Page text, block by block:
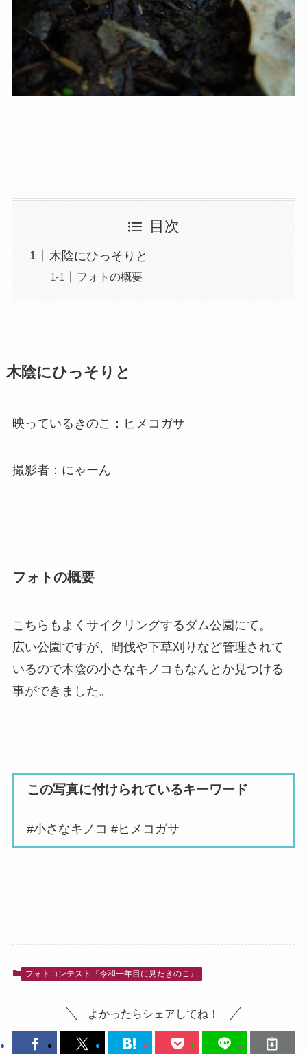
目次
木陰にひっそりと
フォトの概要
木陰にひっそりと
映っているきのこ：ヒメコガサ
撮影者：にゃーん
フォトの概要
こちらもよくサイクリングするダム公園にて。
広い公園ですが、間伐や下草刈りなど管理されて
いるので木陰の小さなキノコもなんとか見つける
事ができました。
この写真に付けられているキーワード
#小さなキノコ #ヒメコガサ
フォトコンテスト『令和一年目に見たきのこ』
よかったらシェアしてね！